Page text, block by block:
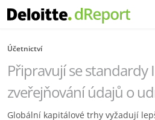
Účetnictví
Připravují se standardy
zveřejňování údajů o
Globální kapitálové trhy vyžadují